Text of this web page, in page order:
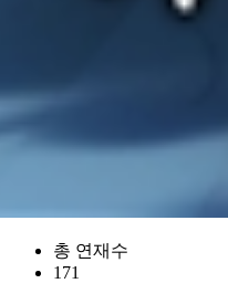
총 연재수
171